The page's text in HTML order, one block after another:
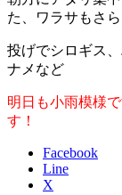
た、ワラサもさ
投げでシロギス
ナメなど
明日も小雨模様
す！
Facebook
Line
X